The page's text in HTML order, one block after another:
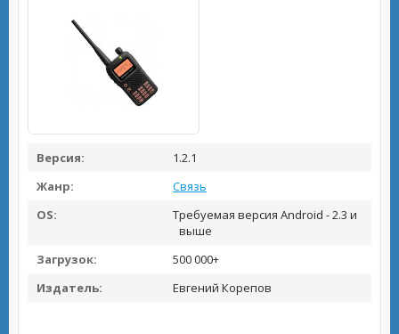
Версия:
1.2.1
Жанр:
Связь
OS:
Требуемая версия Android - 2.3 и
выше
Загрузок:
500 000+
Издатель:
Евгений Корепов